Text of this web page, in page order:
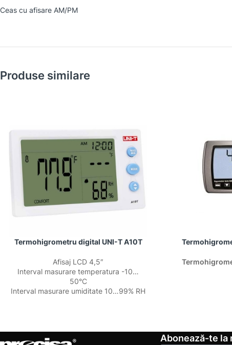
Ceas cu afisare AM/PM
Produse similare
Termohigrometru digital UNI-T A10T
Afisaj LCD 4,5″
Interval masurare temperatura -10…
50°C
Interval masurare umiditate 10…99% RH
Abonează-te